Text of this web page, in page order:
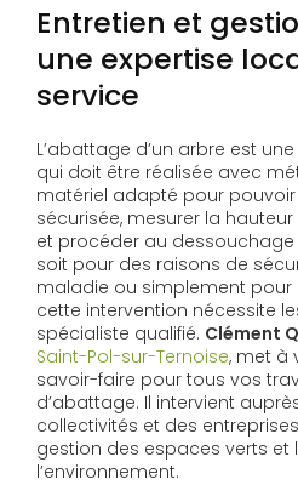
Entretien et
une expertise
service
L’abattage d’un arbre est
qui doit être réalisée avec
matériel adapté pour
sécurisée, mesurer la
et procéder au dessouchage
soit pour des raisons de
maladie ou simplement
cette intervention nécessite
spécialiste qualifié. Clément
Saint-Pol-sur-Ternoise, met à
savoir-faire pour tous vos
d’abattage. Il intervient
collectivités et des
gestion des espaces verts et
l’environnement.